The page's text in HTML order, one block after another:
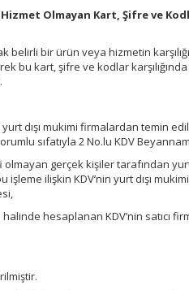
Hizmet Olmayan Kart, Şifre ve
belirli bir ürün veya hizmetin
bu kart, şifre ve kodlar
dışı mukimi firmalardan temin
sıfatıyla 2 No.lu KDV
gerçek kişiler tarafından
ilişkin KDV’nin yurt dışı
hesaplanan KDV’nin satıcı